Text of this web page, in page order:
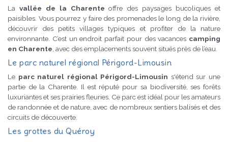
La vallée de la Charente offre des paysages bucoliques et
paisibles. Vous pourrez y faire des promenades le long de la rivière,
découvrir des petits villages typiques et profiter de la nature
environnante. C’est un endroit parfait pour des vacances camping
en Charente, avec des emplacements souvent situés près de l’eau.
Le parc naturel régional Périgord-Limousin
Le parc naturel régional Périgord-Limousin s'étend sur une
partie de la Charente. Il est réputé pour sa biodiversité, ses forêts
luxuriantes et ses prairies fleuries. Ce parc est idéal pour les amateurs
de randonnée et de nature, avec de nombreux sentiers balisés et des
circuits de découverte.
Les grottes du Quéroy